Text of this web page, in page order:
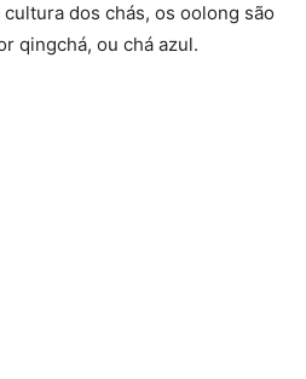
dos chás, os oolong são
qingchá, ou chá azul.